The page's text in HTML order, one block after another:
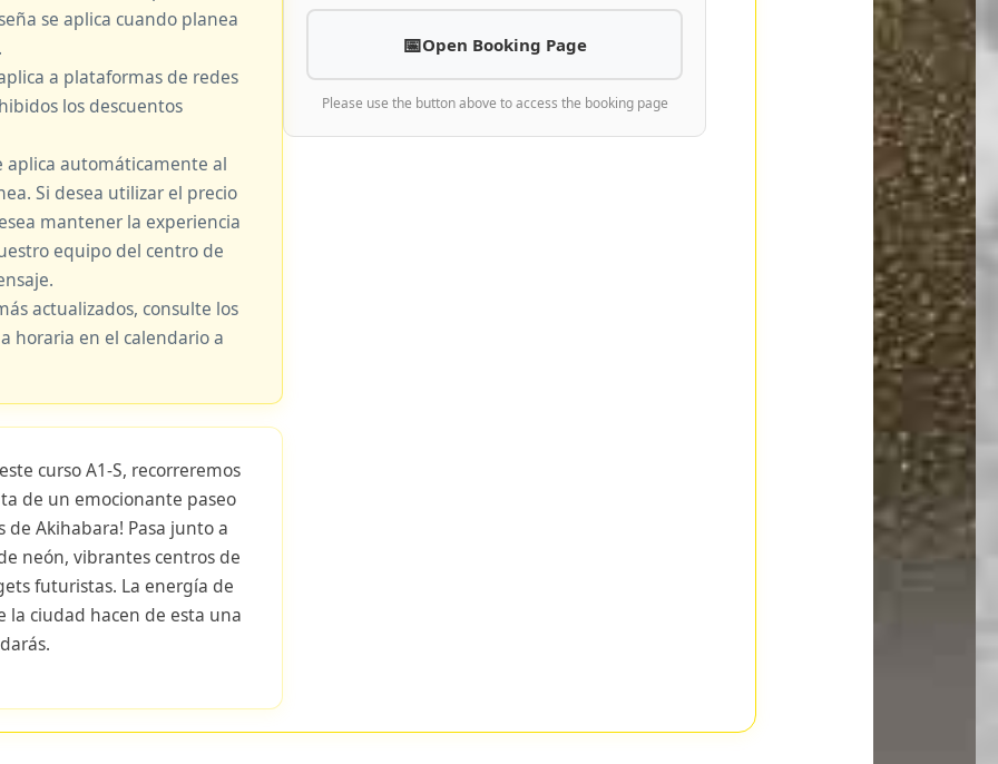
se aplica cuando planea
a plataformas de redes
los descuentos
aplica automáticamente al
Si desea utilizar el precio
mantener la experiencia
equipo del centro de
actualizados, consulte los
horaria en el calendario a
curso A1-S, recorreremos
de un emocionante paseo
de Akihabara! Pasa junto a
neón, vibrantes centros de
futuristas. La energía de
ciudad hacen de esta una
Open Booking Page
Please use the button above to access the booking page